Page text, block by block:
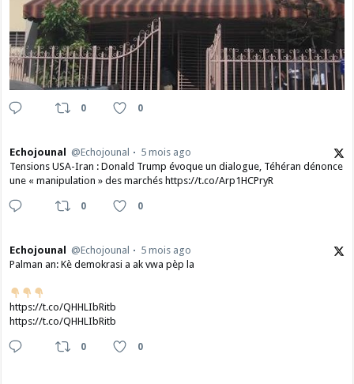
0 0
Echojounal @Echojounal
5 mois ago
Tensions USA-Iran : Donald Trump évoque un dialogue, Téhéran dénonce
une « manipulation » des marchés https://t.co/Arp1HCPryR
0 0
Echojounal @Echojounal
5 mois ago
Palman an: Kè demokrasi a ak vwa pèp la
https://t.co/QHHLIbRitb
https://t.co/QHHLIbRitb
0 0